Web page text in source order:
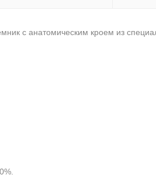
с анатомическим кроем из